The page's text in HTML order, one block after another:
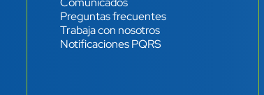
Preguntas frecuentes
Trabaja con nosotros
Notificaciones PQRS